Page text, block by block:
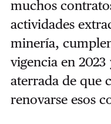
muchos
actividades
minería,
vigencia en 2023
aterrada de que
renovarse esos